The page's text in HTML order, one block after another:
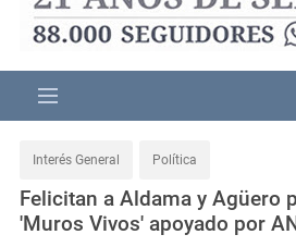
Interés General Política
Felicitan a Aldama y Agüero
'Muros Vivos' apoyado por